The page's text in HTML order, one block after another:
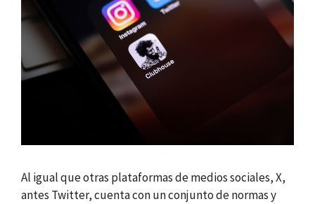
Al igual que otras plataformas de medios sociales, X,
antes Twitter, cuenta con un conjunto de normas y